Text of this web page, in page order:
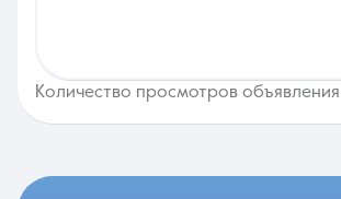
Количество просмотров объявления